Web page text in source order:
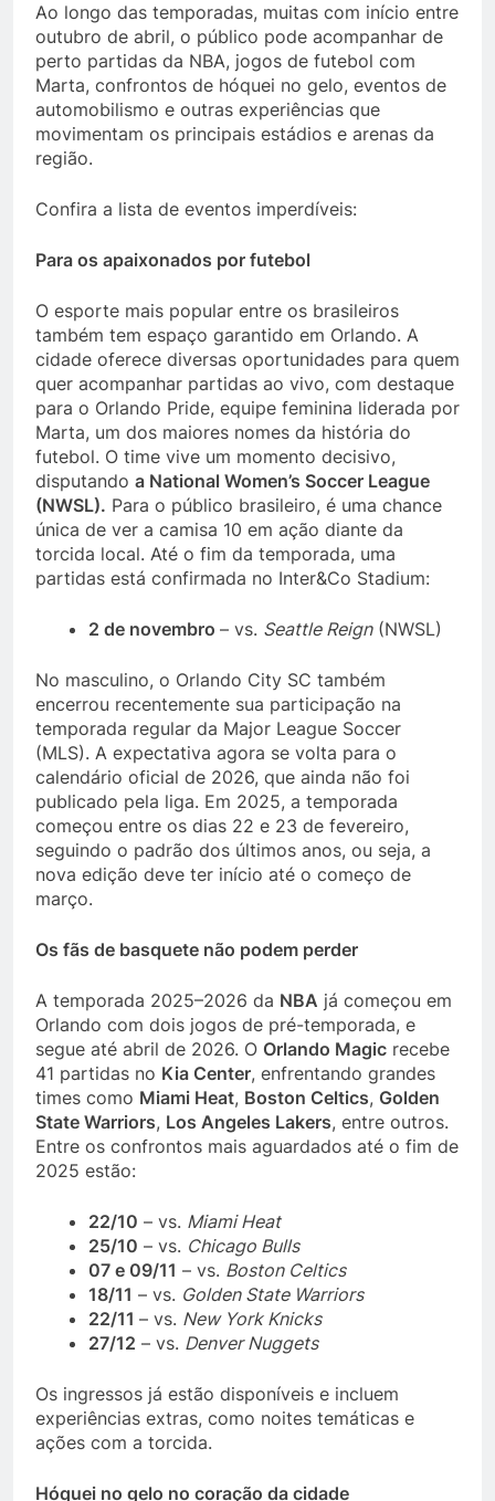
Ao longo das temporadas, muitas com início entre
outubro de abril, o público pode acompanhar de
perto partidas da NBA, jogos de futebol com
Marta, confrontos de hóquei no gelo, eventos de
automobilismo e outras experiências que
movimentam os principais estádios e arenas da
região.
Confira a lista de eventos imperdíveis:
Para os apaixonados por futebol
O esporte mais popular entre os brasileiros
também tem espaço garantido em Orlando. A
cidade oferece diversas oportunidades para quem
quer acompanhar partidas ao vivo, com destaque
para o Orlando Pride, equipe feminina liderada por
Marta, um dos maiores nomes da história do
futebol. O time vive um momento decisivo,
disputando a National Women’s Soccer League
(NWSL). Para o público brasileiro, é uma chance
única de ver a camisa 10 em ação diante da
torcida local. Até o fim da temporada, uma
partidas está confirmada no Inter&Co Stadium:
2 de novembro – vs. Seattle Reign(NWSL)
No masculino, o Orlando City SC também
encerrou recentemente sua participação na
temporada regular da Major League Soccer
(MLS). A expectativa agora se volta para o
calendário oficial de 2026, que ainda não foi
publicado pela liga. Em 2025, a temporada
começou entre os dias 22 e 23 de fevereiro,
seguindo o padrão dos últimos anos, ou seja, a
nova edição deve ter início até o começo de
março.
Os fãs de basquete não podem perder
A temporada 2025–2026 da NBA já começou em
Orlando com dois jogos de pré-temporada, e
segue até abril de 2026. O Orlando Magic recebe
41 partidas no Kia Center, enfrentando grandes
times como Miami Heat, Boston Celtics, Golden
State Warriors, Los Angeles Lakers, entre outros.
Entre os confrontos mais aguardados até o fim de
2025 estão:
22/10 – vs. Miami Heat
25/10 – vs. Chicago Bulls
07 e 09/11 – vs. Boston Celtics
18/11 – vs. Golden State Warriors
22/11 – vs. New York Knicks
27/12 – vs. Denver Nuggets
Os ingressos já estão disponíveis e incluem
experiências extras, como noites temáticas e
ações com a torcida.
Hóquei no gelo no coração da cidade